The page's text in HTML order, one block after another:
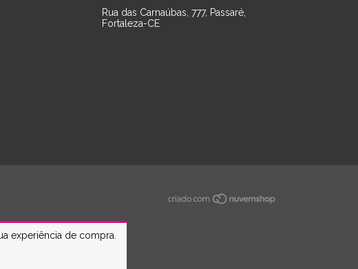
experiência de compra.
Rua das Carnaúbas, 777, Passaré,
Fortaleza-CE